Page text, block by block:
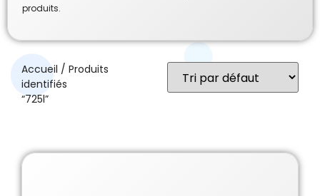
produits.
Accueil / Produits
identifiés
“725l”